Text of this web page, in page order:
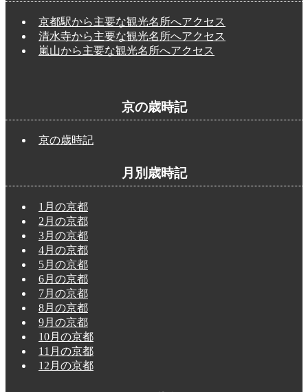
京都駅から主要な観光名所へアクセス
清水寺から主要な観光名所へアクセス
嵐山から主要な観光名所へアクセス
京の歳時記
京の歳時記
月別歳時記
1月の京都
2月の京都
3月の京都
4月の京都
5月の京都
6月の京都
7月の京都
8月の京都
9月の京都
10月の京都
11月の京都
12月の京都